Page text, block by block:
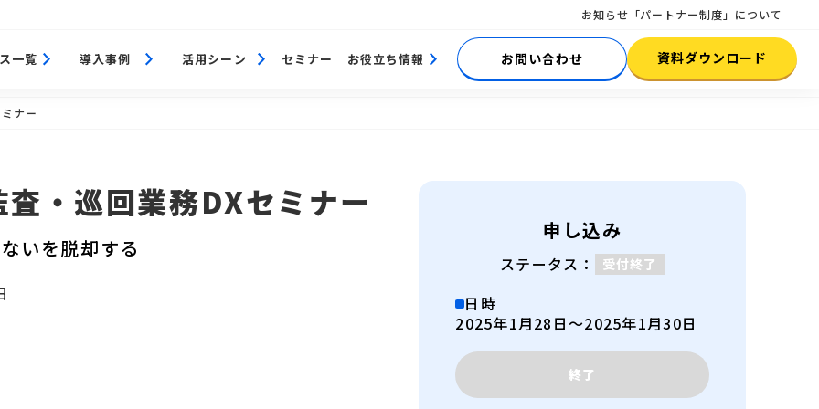
お知らせ 「パートナー制度」について
一覧 導入事例 活用シーン セミナー お役立ち情報 お問い合わせ 資料ダウンロード
ナー
・巡回業務DXセミナー
いを脱却する
申し込み
ステータス： 受付終了
日時
2025年1月28日〜2025年1月30日
終了